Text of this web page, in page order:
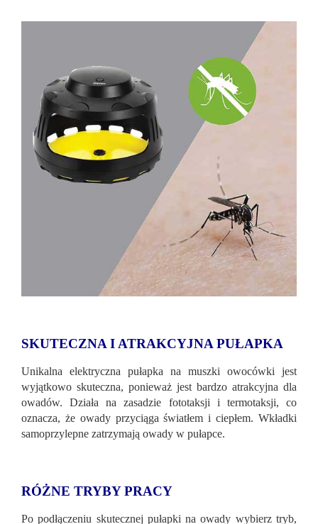
SKUTECZNA I ATRAKCYJNA PUŁAPKA
Unikalna elektryczna pułapka na muszki owocówki jest
wyjątkowo skuteczna, ponieważ jest bardzo atrakcyjna dla
owadów. Działa na zasadzie fototaksji i termotaksji, co
oznacza, że ​​owady przyciąga światłem i ciepłem. Wkładki
samoprzylepne zatrzymają owady w pułapce.
RÓŻNE TRYBY PRACY
Po podłączeniu skutecznej pułapki na owady wybierz tryb,